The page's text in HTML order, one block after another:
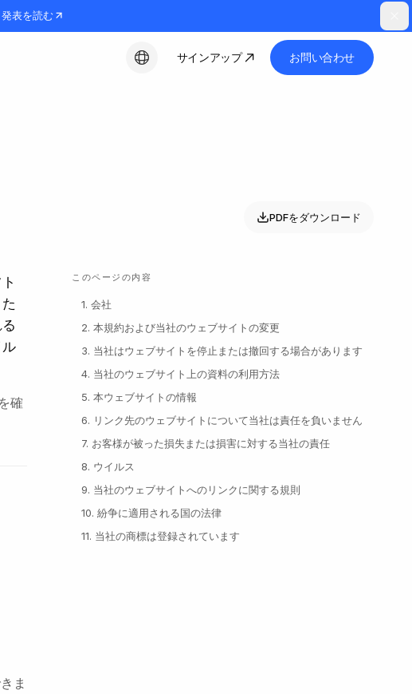
発表を読む
日本語
サインアップ お問い合わせ
PDFをダウンロード
確
ま
このページの内容
1. 会社
2. 本規約および当社のウェブサイトの変更
3. 当社はウェブサイトを停止または撤回する場合があります
4. 当社のウェブサイト上の資料の利用方法
5. 本ウェブサイトの情報
6. リンク先のウェブサイトについて当社は責任を負いません
7. お客様が被った損失または損害に対する当社の責任
8. ウイルス
9. 当社のウェブサイトへのリンクに関する規則
10. 紛争に適用される国の法律
11. 当社の商標は登録されています